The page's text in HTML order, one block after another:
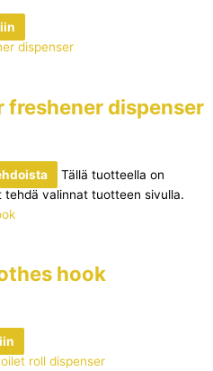
freshener dispenser
Tällä tuotteella on
tehdä valinnat tuotteen sivulla.
hook